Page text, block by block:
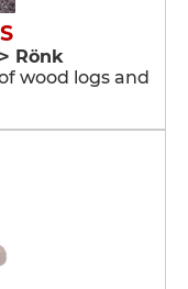
Rönk
wood logs and